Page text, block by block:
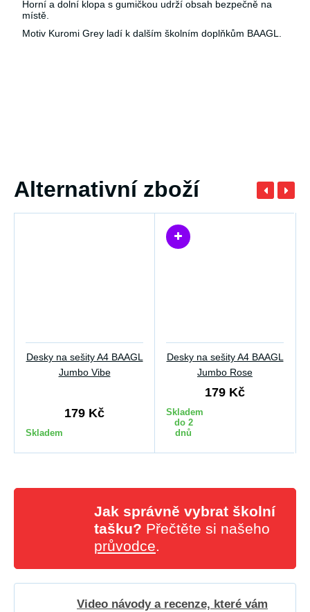
Horní a dolní klopa s gumičkou udrží obsah bezpečně na
místě.
Motiv Kuromi Grey ladí k dalším školním doplňkům BAAGL.
Alternativní zboží
Desky na sešity A4 BAAGL
Jumbo Vibe
179 Kč
Skladem
Desky na sešity A4 BAAGL
Jumbo Rose
179 Kč
Skladem
do 2
dnů
Jak správně vybrat školní
tašku? Přečtěte si našeho
průvodce.
Video návody a recenze, které vám